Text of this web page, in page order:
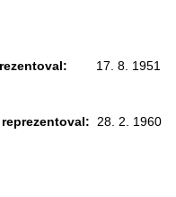
17. 8. 1951
28. 2. 1960